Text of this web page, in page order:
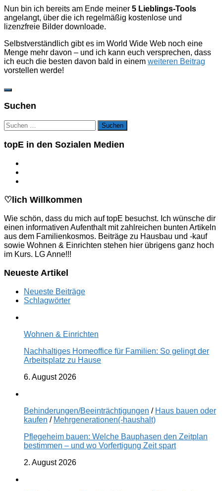
Nun bin ich bereits am Ende meiner 5 Lieblings-Tools
angelangt, über die ich regelmäßig kostenlose und
lizenzfreie Bilder downloade.
Selbstverständlich gibt es im World Wide Web noch eine
Menge mehr davon – und ich kann euch versprechen, dass
ich euch die besten davon bald in einem weiteren Beitrag
vorstellen werde!
Suchen
Suchen
nach:
topE in den Sozialen Medien
♡lich Willkommen
Wie schön, dass du mich auf topE besuchst. Ich wünsche dir
einen informativen Aufenthalt mit zahlreichen bunten Artikeln
aus dem Familienkosmos. Beiträge zu Hausbau und -kauf
sowie Wohnen & Einrichten stehen hier übrigens ganz hoch
im Kurs. LG Anne!!!
Neueste Artikel
Neueste Beiträge
Schlagwörter
Wohnen & Einrichten
Nachhaltiges Homeoffice für Familien: So gelingt der
Arbeitsplatz zu Hause
6. August 2026
Behinderungen/Beeinträchtigungen / Haus bauen oder
kaufen / Mehrgenerationen(-haushalt)
Pflegeheim bauen: Welche Bauphasen den Zeitplan
bestimmen – und wo Vorfertigung Zeit spart
2. August 2026